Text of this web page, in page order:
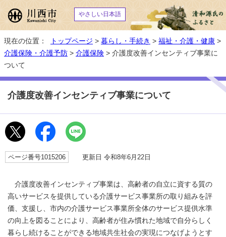
やさしい日本語
現在の位置： トップページ > 暮らし・手続き > 福祉・介護・健康 >
介護保険・介護予防 > 介護保険 > 介護度改善インセンティブ事業に
ついて
介護度改善インセンティブ事業について
ページ番号1015206 更新日 令和8年6月22日
介護度改善インセンティブ事業は、高齢者の自立に資する質の
高いサービスを提供している介護サービス事業所の取り組みを評
価、支援し、市内の介護サービス事業所全体のサービス提供水準
の向上を図ることにより、高齢者が住み慣れた地域で自分らしく
暮らし続けることができる地域共生社会の実現につなげようとす